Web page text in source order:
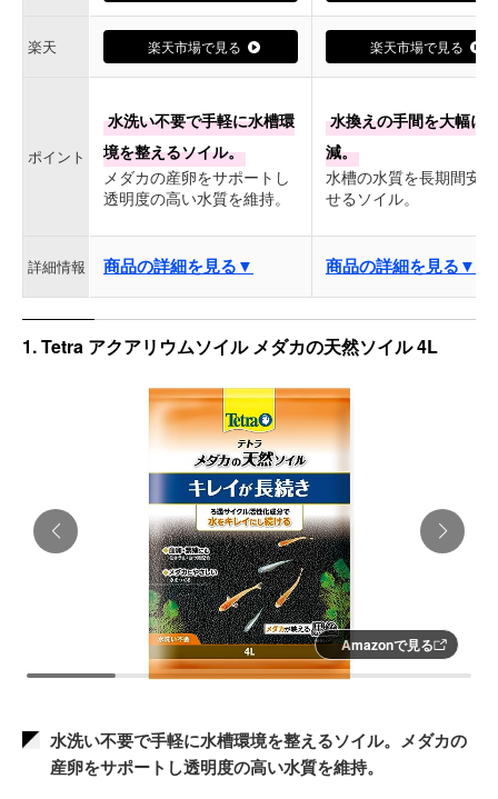
楽天 楽天市場で見る 楽天市場で見る
ポイント
水洗い不要で手軽に水槽環
境を整えるソイル。
メダカの産卵をサポートし
透明度の高い水質を維持。
水換えの手間を大幅に
減。
水槽の水質を長期間安
せるソイル。
詳細情報 商品の詳細を見る▼ 商品の詳細を見る▼
1. Tetra アクアリウムソイル メダカの天然ソイル 4L
Amazonで見る
水洗い不要で手軽に水槽環境を整えるソイル。メダカの
産卵をサポートし透明度の高い水質を維持。